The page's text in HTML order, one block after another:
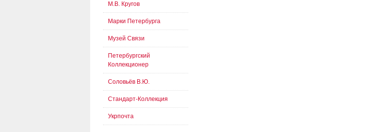
М.В. Кругов
Марки Петербурга
Музей Связи
Петербургский
Коллекционер
Соловьёв В.Ю.
Стандарт-Коллекция
Укрпочта